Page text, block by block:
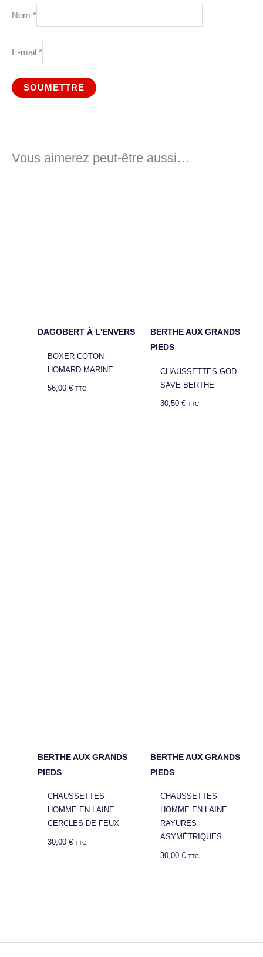
Nom *
E-mail *
Vous aimerez peut-être aussi…
DAGOBERT À L'ENVERS
BOXER COTON
HOMARD MARINE
56,00€ TTC
BERTHE AUX GRANDS
PIEDS
CHAUSSETTES GOD
SAVE BERTHE
30,50€ TTC
BERTHE AUX GRANDS
PIEDS
CHAUSSETTES
HOMME EN LAINE
CERCLES DE FEUX
30,00€ TTC
BERTHE AUX GRANDS
PIEDS
CHAUSSETTES
HOMME EN LAINE
RAYURES
ASYMÉTRIQUES
30,00€ TTC